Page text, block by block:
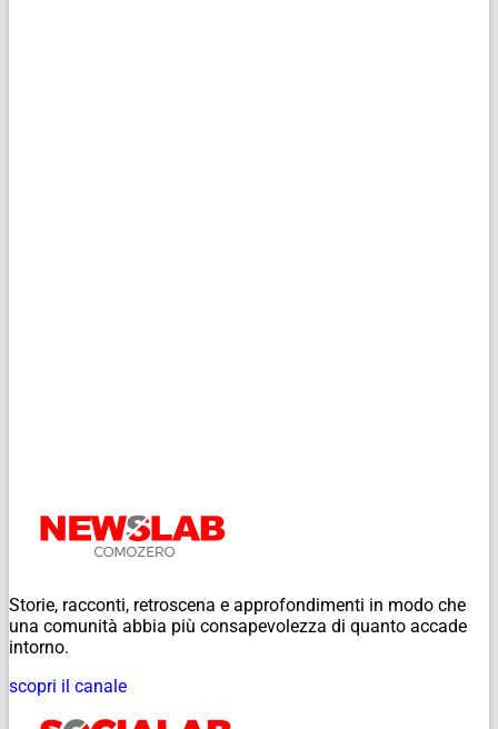
Storie, racconti, retroscena e approfondimenti in modo che
una comunità abbia più consapevolezza di quanto accade
intorno.
scopri il canale